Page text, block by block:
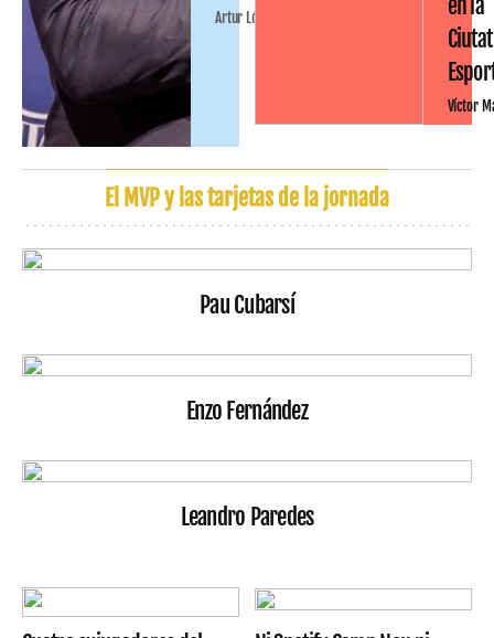
Artur López
en la
Ciutat
Víctor
El MVP y las tarjetas de la jornada
Pau Cubarsí
Enzo Fernández
Leandro Paredes